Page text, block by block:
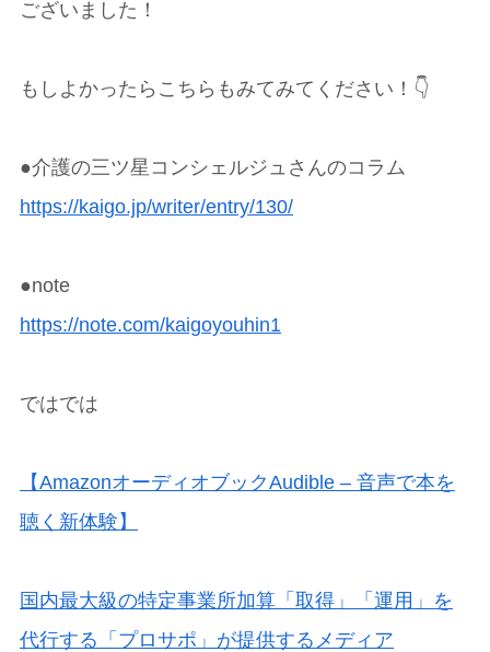
ございました！
もしよかったらこちらもみてみてください！👇
●介護の三ツ星コンシェルジュさんのコラム
https://kaigo.jp/writer/entry/130/
●note
https://note.com/kaigoyouhin1
ではでは
【AmazonオーディオブックAudible – 音声で本を
聴く新体験】
国内最大級の特定事業所加算「取得」「運用」を
代行する「プロサポ」が提供するメディア